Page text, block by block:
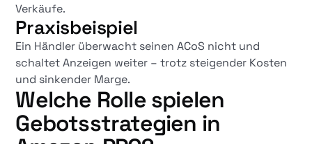
Verkäufe.
Praxisbeispiel
Ein Händler überwacht seinen ACoS nicht und
schaltet Anzeigen weiter – trotz steigender Kosten
und sinkender Marge.
Welche Rolle spielen
Gebotsstrategien in